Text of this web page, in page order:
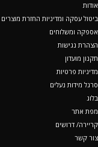
אודות
ביטול עסקה ומדיניות החזרת מוצרים
אספקה ומשלוחים
הצהרת נגישות
תקנון מועדון
מדיניות פרטיות
סרגל מידות נעלים
בלוג
מפת אתר
קריירה/ דרושים
צור קשר